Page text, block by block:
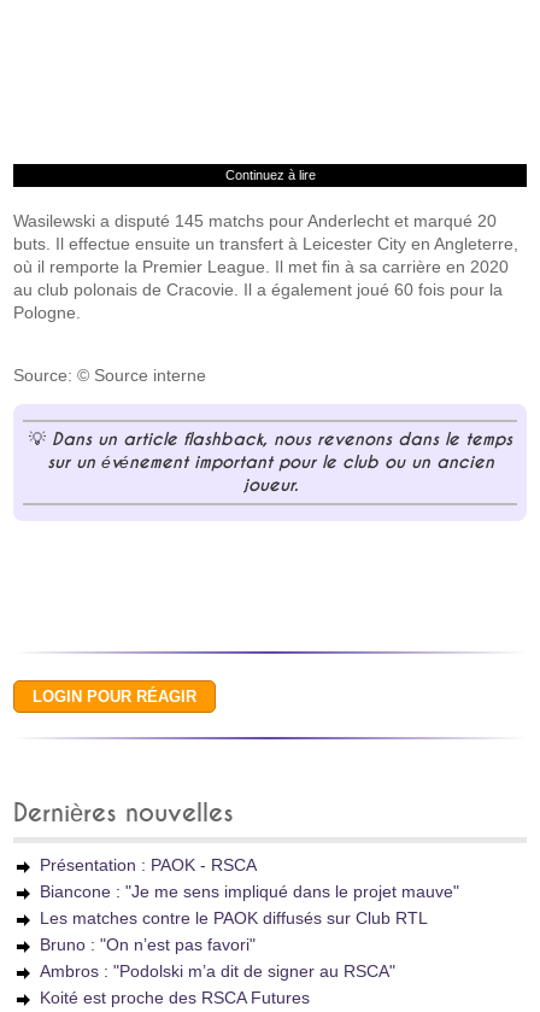
Continuez à lire
Wasilewski a disputé 145 matchs pour Anderlecht et marqué 20
buts. Il effectue ensuite un transfert à Leicester City en Angleterre,
où il remporte la Premier League. Il met fin à sa carrière en 2020
au club polonais de Cracovie. Il a également joué 60 fois pour la
Pologne.
Source: © Source interne
Dans un article flashback, nous revenons dans le temps
sur un événement important pour le club ou un ancien
joueur.
Dernières nouvelles
Présentation : PAOK - RSCA
Biancone : "Je me sens impliqué dans le projet mauve"
Les matches contre le PAOK diffusés sur Club RTL
Bruno : "On n’est pas favori"
Ambros : "Podolski m’a dit de signer au RSCA"
Koité est proche des RSCA Futures